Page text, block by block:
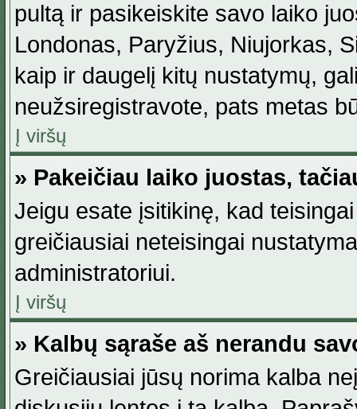
pultą ir pasikeiskite savo laiko
Londonas, Paryžius, Niujorkas,
kaip ir daugelį kitų nustatymų,
neužsiregistravote, pats metas
Į viršų
» Pakeičiau laiko juostas,
Jeigu esate įsitikinę, kad
greičiausiai neteisingai
administratoriui.
Į viršų
» Kalbų sąraše aš nerandu
Greičiausiai jūsų norima kalba